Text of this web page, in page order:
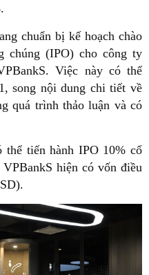
chuẩn bị kế hoạch chào
chúng (IPO) cho công ty
Việc này có thể
song nội dung chi tiết về
quá trình thảo luận và có
thể tiến hành IPO 10% cổ
hiện có vốn điều